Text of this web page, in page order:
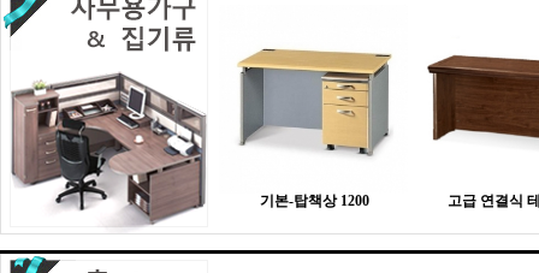
기본-탑책상 1200 고급 연결식